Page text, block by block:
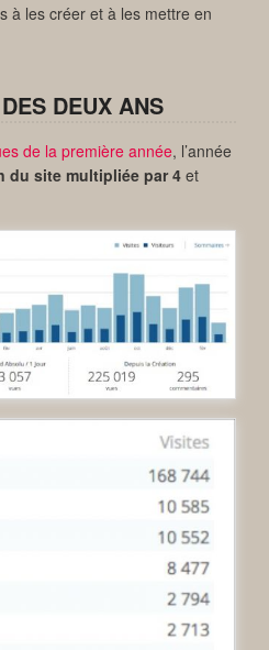
à les créer et à les mettre en
DEUX ANS
de la première année, l’année
du site multipliée par 4et